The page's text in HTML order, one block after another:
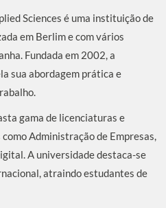
Sciences é uma instituição de
em Berlim e com vários
Fundada em 2002, a
sua abordagem prática e
gama de licenciaturas e
Administração de Empresas,
A universidade destaca-se
atraindo estudantes de